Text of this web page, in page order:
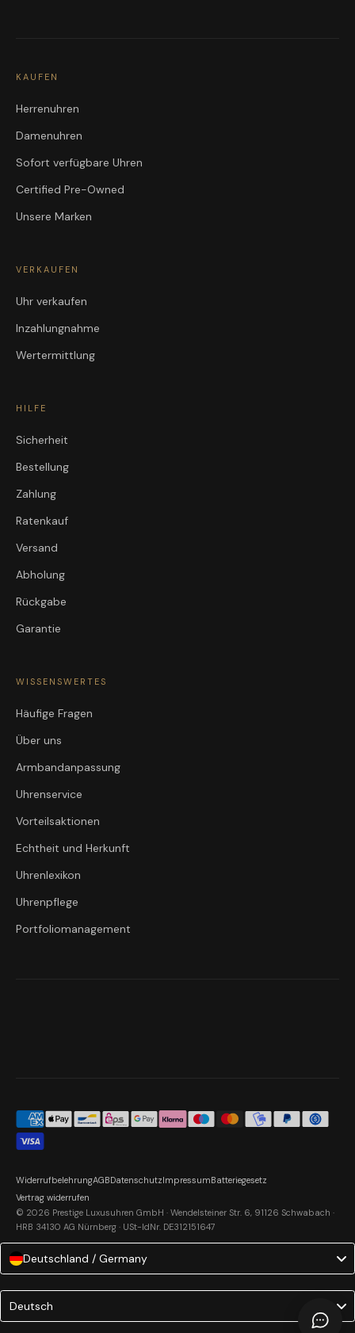
KAUFEN
Herrenuhren
Damenuhren
Sofort verfügbare Uhren
Certified Pre-Owned
Unsere Marken
VERKAUFEN
Uhr verkaufen
Inzahlungnahme
Wertermittlung
HILFE
Sicherheit
Bestellung
Zahlung
Ratenkauf
Versand
Abholung
Rückgabe
Garantie
WISSENSWERTES
Häufige Fragen
Über uns
Armbandanpassung
Uhrenservice
Vorteilsaktionen
Echtheit und Herkunft
Uhrenlexikon
Uhrenpflege
Portfoliomanagement
© 2026 Prestige Luxusuhren GmbH · Wendelsteiner Str. 6, 91126 Schwabach ·
HRB 34130 AG Nürnberg · USt-IdNr. DE312151647
WiderrufbelehrungAGBDatenschutzImpressumBatteriegesetz
Vertrag widerrufen
Deutschland / Germany
Language
Deutsch